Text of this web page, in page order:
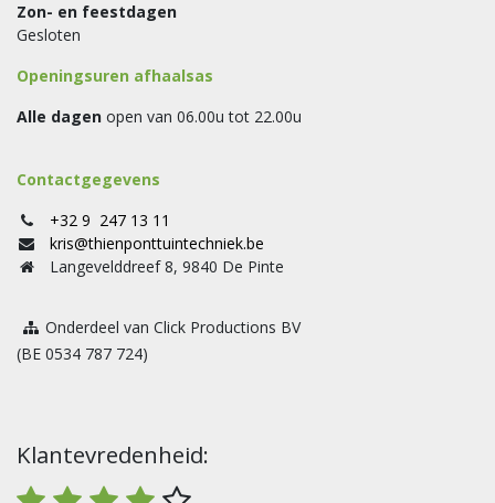
Zon- en feestdagen
Gesloten
Openingsuren afhaalsas
Alle dagen open van 06.00u tot 22.00u
Contactgegevens
+32 9 247 13 11
kris@thienponttuintechniek.be
Langevelddreef 8, 9840 De Pinte
Onderdeel van Click Productions BV
(BE 0534 787 724)
Klantevredenheid: